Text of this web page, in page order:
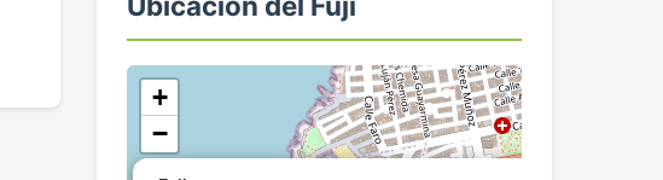
+
−